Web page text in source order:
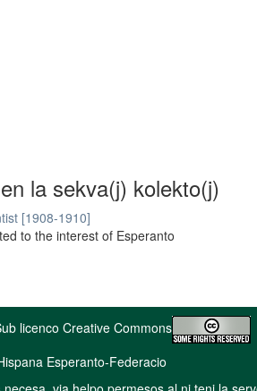
la sekva(j) kolekto(j)
[1908-1910]
to the interest of Esperanto
licenco Creative Commons
Esperanto-Federacio